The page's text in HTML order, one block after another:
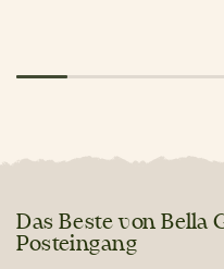
Das Beste von Bella
Posteingang